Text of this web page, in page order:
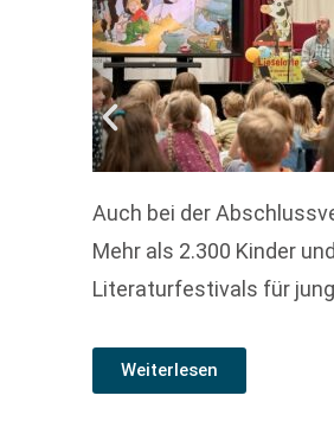
Auch bei der
Mehr als 2.300 Kinder
Literaturfestivals für
Weiterlesen